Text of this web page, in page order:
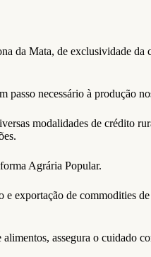
da Mata, de exclusividade da
necessário à produção
modalidades de crédito
Agrária Popular.
exportação de commodities
assegura o cuidado